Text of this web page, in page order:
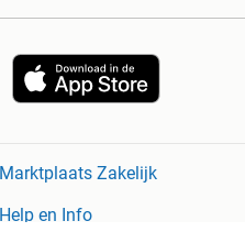
Marktplaats Zakelijk
Help en Info